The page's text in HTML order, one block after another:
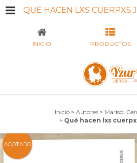
QUÉ HACEN LXS CUERPXS
INICIO PRODUCTOS
Inicio > Autores > Marisol
> Qué hacen lxs
AGOTADO